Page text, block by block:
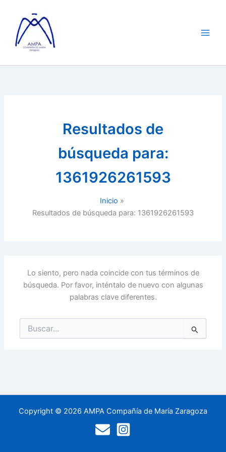
contenido
Resultados de
búsqueda para:
1361926261593
Inicio
Resultados de búsqueda para: 1361926261593
Lo siento, pero nada coincide con tus términos de
búsqueda. Por favor, inténtalo de nuevo con algunas
palabras clave diferentes.
por:
Copyright © 2026 AMPA Compañía de María Zaragoza